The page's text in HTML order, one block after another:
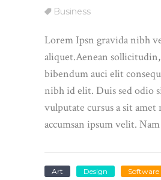
Business
Lorem Ipsn gravida nibh
aliquet.Aenean
bibendum auci elit
nibh id elit. Duis sed odio
vulputate cursus a sit
accumsan ipsum velit.
Art Design Software